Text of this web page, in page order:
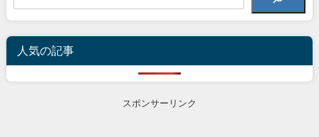
人気の記事
スポンサーリンク